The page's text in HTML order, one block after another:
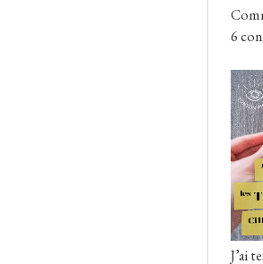
6
J’ai